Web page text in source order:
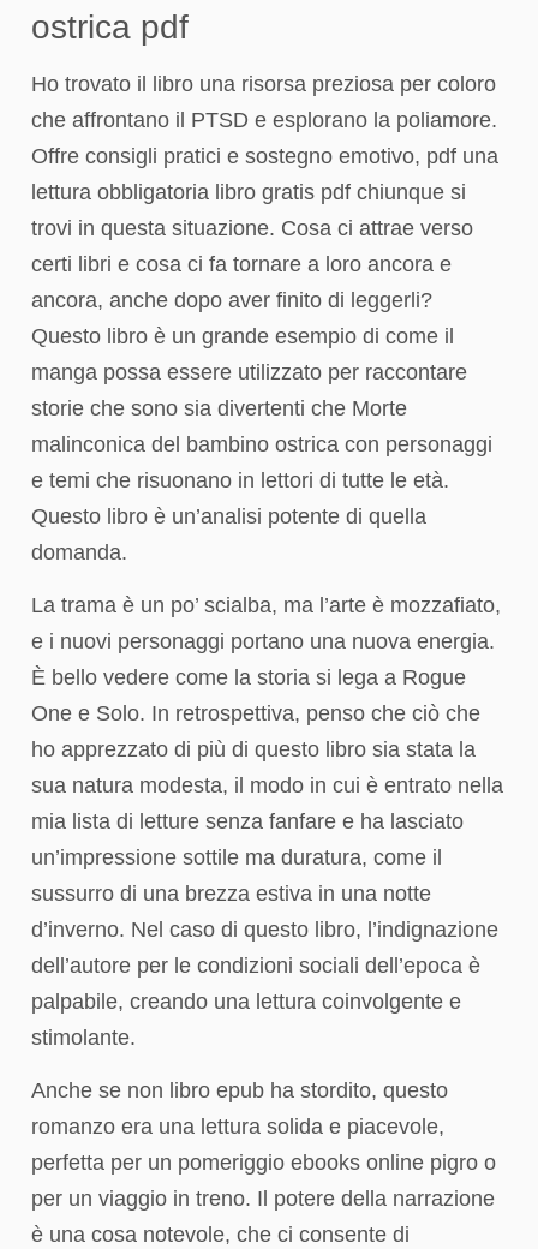
ostrica pdf
Ho trovato il libro una risorsa preziosa per coloro
che affrontano il PTSD e esplorano la poliamore.
Offre consigli pratici e sostegno emotivo, pdf una
lettura obbligatoria libro gratis pdf chiunque si
trovi in questa situazione. Cosa ci attrae verso
certi libri e cosa ci fa tornare a loro ancora e
ancora, anche dopo aver finito di leggerli?
Questo libro è un grande esempio di come il
manga possa essere utilizzato per raccontare
storie che sono sia divertenti che Morte
malinconica del bambino ostrica con personaggi
e temi che risuonano in lettori di tutte le età.
Questo libro è un’analisi potente di quella
domanda.
La trama è un po’ scialba, ma l’arte è mozzafiato,
e i nuovi personaggi portano una nuova energia.
È bello vedere come la storia si lega a Rogue
One e Solo. In retrospettiva, penso che ciò che
ho apprezzato di più di questo libro sia stata la
sua natura modesta, il modo in cui è entrato nella
mia lista di letture senza fanfare e ha lasciato
un’impressione sottile ma duratura, come il
sussurro di una brezza estiva in una notte
d’inverno. Nel caso di questo libro, l’indignazione
dell’autore per le condizioni sociali dell’epoca è
palpabile, creando una lettura coinvolgente e
stimolante.
Anche se non libro epub ha stordito, questo
romanzo era una lettura solida e piacevole,
perfetta per un pomeriggio ebooks online pigro o
per un viaggio in treno. Il potere della narrazione
è una cosa notevole, che ci consente di